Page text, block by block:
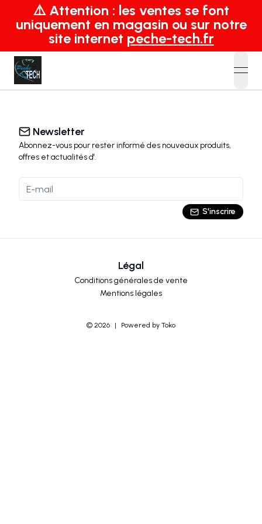
⚠️ Attention : les ventes se font
uniquement en magasin ou sur notre
site internet peche-tech.fr
Newsletter
Abonnez-vous pour rester informé des nouveaux produits,
offres et actualitésd'.
S'inscrire
Légal
Conditions générales de vente
Mentions légales
© 2026 | Powered by Toko